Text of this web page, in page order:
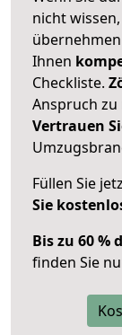
nicht
Ihnen
Checkliste.
Anspruch zu
Vertrauen
Füllen Sie
Sie
Bis zu 60 %
finden Sie